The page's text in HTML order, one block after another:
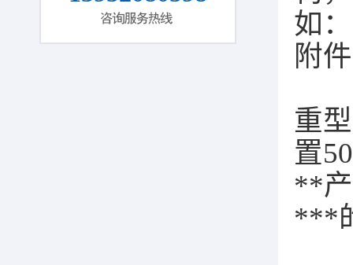
如
附
重
置
**
***